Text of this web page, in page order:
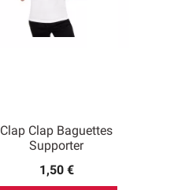
Clap Clap Baguettes
Supporter
1,50 €